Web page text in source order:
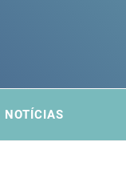
NOTÍCIAS